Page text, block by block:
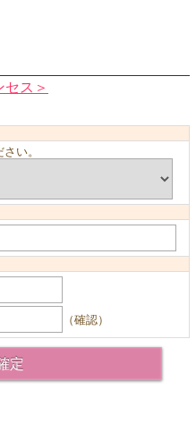
セス＞
い。
（確認）
ウトレット
ッピングインフォメーション
社概要
品・交換
ュースレター購読
マイページログイン